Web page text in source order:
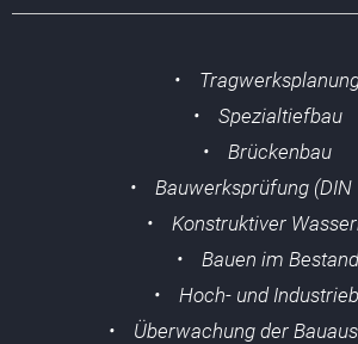
•
• Spezialtiefbau
• Brückenbau
• Bauwerksprüfung (DIN
• Konstruktiver
• Bauen im Bestand
• Hoch- und
• Überwachung der